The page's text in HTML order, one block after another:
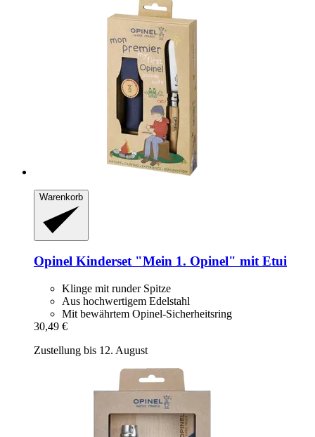
Warenkorb
Opinel Kinderset "Mein 1. Opinel" mit Etui
Klinge mit runder Spitze
Aus hochwertigem Edelstahl
Mit bewährtem Opinel-Sicherheitsring
30,49 €
Zustellung bis 12. August